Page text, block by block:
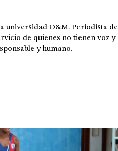
universidad O&M. Periodista de
de quienes no tienen voz y
y humano.